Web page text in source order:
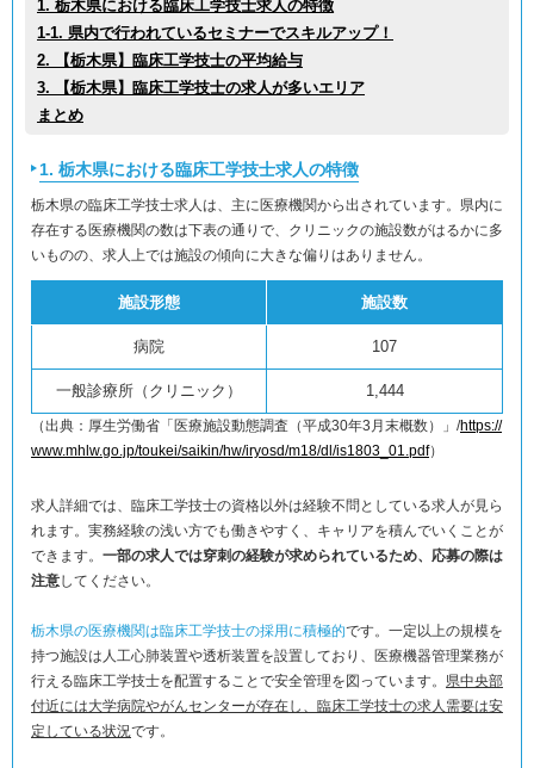
1. 栃木県における臨床工学技士求人の特徴
1-1. 県内で行われているセミナーでスキルアップ！
2. 【栃木県】臨床工学技士の平均給与
3. 【栃木県】臨床工学技士の求人が多いエリア
まとめ
1. 栃木県における臨床工学技士求人の特徴
栃木県の臨床工学技士求人は、主に医療機関から出されています。県内に
存在する医療機関の数は下表の通りで、クリニックの施設数がはるかに多
いものの、求人上では施設の傾向に大きな偏りはありません。
施設形態 施設数
病院 107
一般診療所（クリニック） 1,444
（出典：厚生労働省「医療施設動態調査（平成30年3月末概数）」/https://
www.mhlw.go.jp/toukei/saikin/hw/iryosd/m18/dl/is1803_01.pdf）
求人詳細では、臨床工学技士の資格以外は経験不問としている求人が見ら
れます。実務経験の浅い方でも働きやすく、キャリアを積んでいくことが
できます。 一部の求人では穿刺の経験が求められているため、応募の際は
注意してください。
栃木県の医療機関は臨床工学技士の採用に積極的です。一定以上の規模を
持つ施設は人工心肺装置や透析装置を設置しており、医療機器管理業務が
行える臨床工学技士を配置することで安全管理を図っています。 県中央部
付近には大学病院やがんセンターが存在し、臨床工学技士の求人需要は安
定している状況です。